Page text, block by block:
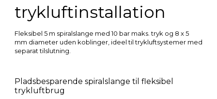
trykluftinstallation
Fleksibel 5 m spiralslange med 10 bar maks. tryk og 8 x 5
mm diameter uden koblinger, ideel til trykluftsystemer med
separat tilslutning.
Pladsbesparende spiralslange til fleksibel
trykluftbrug